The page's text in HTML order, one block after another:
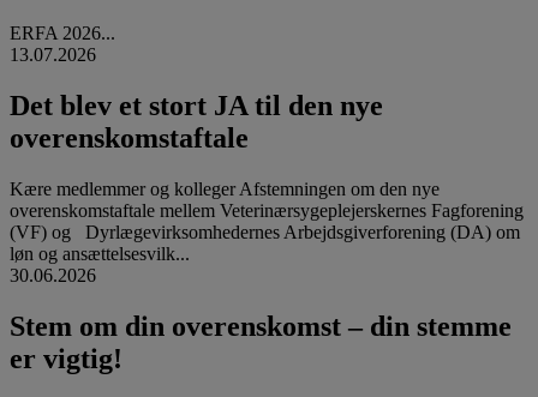
ERFA 2026...
13.07.2026
Det blev et stort JA til den nye
overenskomstaftale
Kære medlemmer og kolleger Afstemningen om den nye
overenskomstaftale mellem Veterinærsygeplejerskernes Fagforening
(VF) og Dyrlægevirksomhedernes Arbejdsgiverforening (DA) om
løn og ansættelsesvilk...
30.06.2026
Stem om din overenskomst – din stemme
er vigtig!